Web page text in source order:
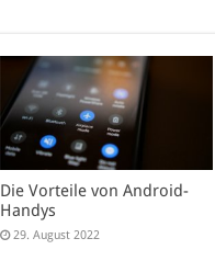
Die Vorteile von Android-
Handys
29. August 2022